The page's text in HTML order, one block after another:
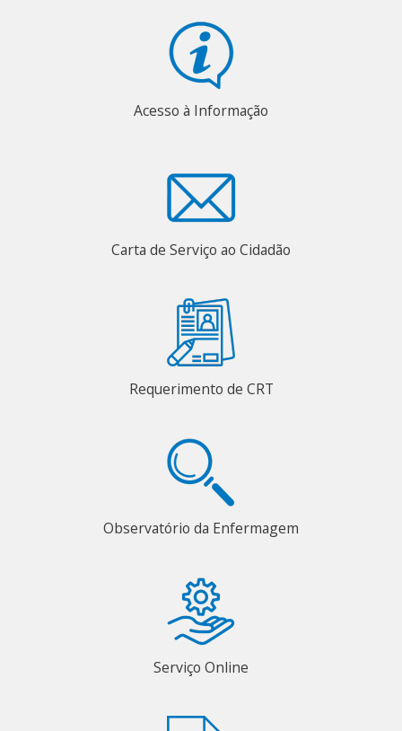
Acesso à Informação
Carta de Serviço ao Cidadão
Requerimento de CRT
Observatório da Enfermagem
Serviço Online